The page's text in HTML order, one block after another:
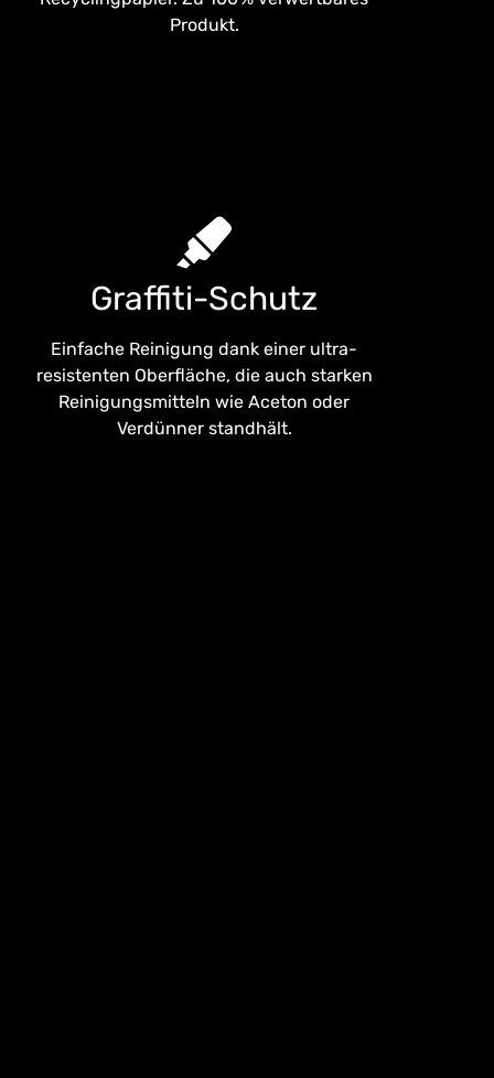
Produkt.
Graffiti-Schutz
Einfache Reinigung dank einer ultra-
resistenten Oberfläche, die auch starken
Reinigungsmitteln wie Aceton oder
Verdünner standhält.